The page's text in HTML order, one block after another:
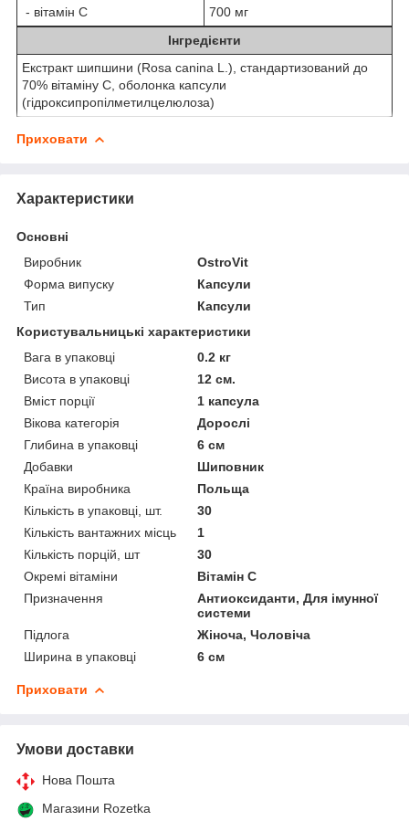
- вітамін С
700 мг
Інгредієнти
Екстракт шипшини (Rosa canina L.), стандартизований до
70% вітаміну С, оболонка капсули
(гідроксипропілметилцелюлоза)
Приховати
Характеристики
Основні
Виробник
OstroVit
Форма випуску
Капсули
Тип
Капсули
Користувальницькі характеристики
Вага в упаковці
0.2 кг
Висота в упаковці
12 см.
Вміст порції
1 капсула
Вікова категорія
Дорослі
Глибина в упаковці
6 см
Добавки
Шиповник
Країна виробника
Польща
Кількість в упаковці, шт.
30
Кількість вантажних місць
1
Кількість порцій, шт
30
Окремі вітаміни
Вітамін C
Призначення
Антиоксиданти, Для імунної
системи
Підлога
Жіноча, Чоловіча
Ширина в упаковці
6 см
Приховати
Умови доставки
Нова Пошта
Магазини Rozetka